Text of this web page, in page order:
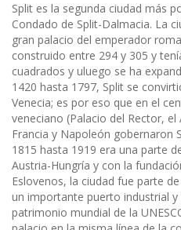
Split es la segunda ciudad más
Condado de Split-Dalmacia. La
gran palacio del emperador
construido entre 294 y 305 y
cuadrados y uluego se ha
1420 hasta 1797, Split se
Venecia; es por eso que en el
veneciano (Palacio del Rector,
Francia y Napoleón gobernaron
1815 hasta 1919 era una parte
Austria-Hungría y con la
Eslovenos, la ciudad fue parte
un importante puerto industrial
patrimonio mundial de la